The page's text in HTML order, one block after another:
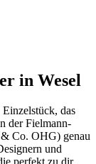
in Wesel
das
der Fielmann-
Co. OHG) genau
und
perfekt zu dir